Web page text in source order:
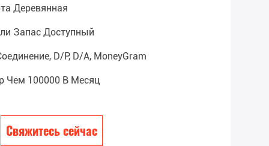
Деревянная
Запас Доступный
D/P, D/A, MoneyGram
Чем 100000 В Месяц
Свяжитесь сейчас